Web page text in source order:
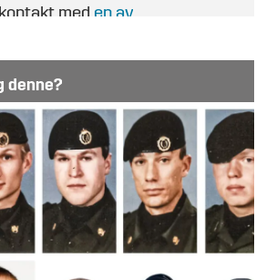
med en av
denne?